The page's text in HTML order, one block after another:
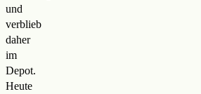
und
verblieb
daher
im
Depot.
Heute